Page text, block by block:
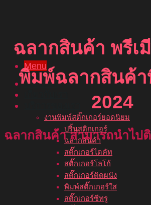
Menu
หน้าแรก
งานพิมพ์สติ๊กเกอร์ยอดนิยม
ปริ้นสติกเกอร์
ฉลากสินค้า
สติ๊กเกอร์ไดคัท
สติ๊กเกอร์โลโก้
สติ๊กเกอร์ติดผนัง
พิมพ์สติ๊กเกอร์ใส
สติ๊กเกอร์ซีทรู
ฉลากสินค้า พรีเ
พิมพ์ฉลากสินค้
2024
ฉลากสินค้า สามารถนำไป